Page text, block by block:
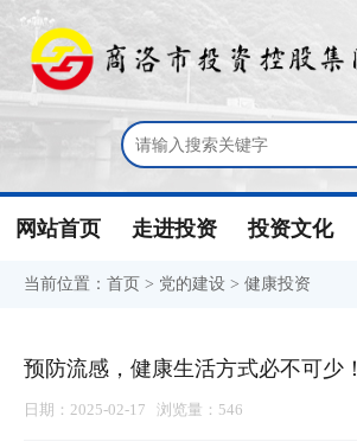
网站首页 走进投资 投资文化
当前位置： 首页 > 党的建设 > 健康投资
预防流感，健康生活方式必不可少！
日期：2025-02-17 浏览量：546